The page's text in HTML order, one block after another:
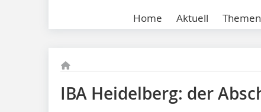
Home Aktuell Themen
IBA Heidelberg: der